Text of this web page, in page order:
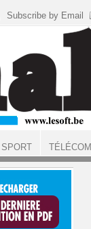
Subscribe by Email
SPORT TÉLÉCOM